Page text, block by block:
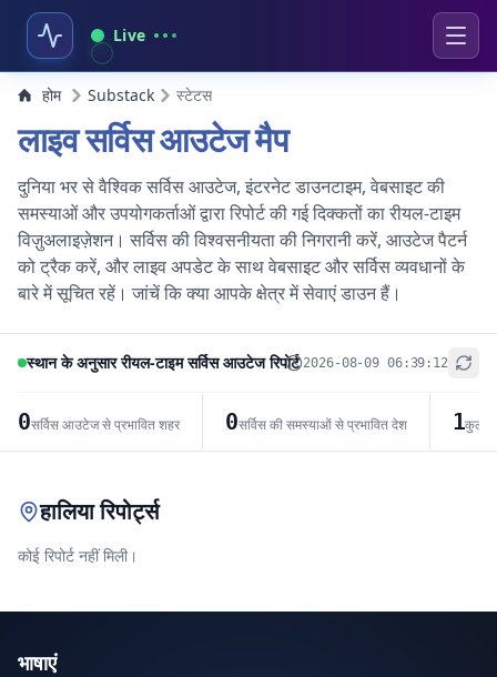
Live
होम Substack स्टेटस
लाइव सर्विस आउटेज मैप
दुनिया भर से वैश्विक सर्विस आउटेज, इंटरनेट डाउनटाइम, वेबसाइट की
समस्याओं और उपयोगकर्ताओं द्वारा रिपोर्ट की गई दिक्कतों का रीयल-टाइम
विज़ुअलाइज़ेशन। सर्विस की विश्वसनीयता की निगरानी करें, आउटेज पैटर्न
को ट्रैक करें, और लाइव अपडेट के साथ वेबसाइट और सर्विस व्यवधानों के
बारे में सूचित रहें। जांचें कि क्या आपके क्षेत्र में सेवाएं डाउन हैं।
स्थान के अनुसार रीयल-टाइम सर्विस आउटेज रिपोर्ट 2026-08-09 06:39:12
0सर्विस आउटेज से प्रभावित शहर 0सर्विस की समस्याओं से प्रभावित देश 1कुल
+
हालिया रिपोर्ट्स
कोई रिपोर्ट नहीं मिली।
भाषाएं